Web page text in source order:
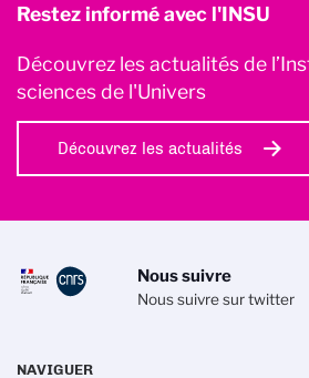
Restez informé avec l'INSU
Découvrez les actualités de
sciences de l'Univers
Découvrez les actualités
Nous suivre
Nous suivre sur twitter
NAVIGUER